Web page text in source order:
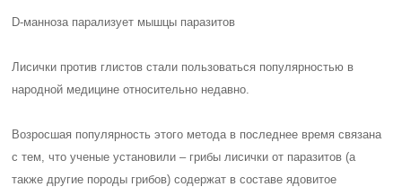
D-манноза парализует мышцы паразитов
Лисички против глистов стали пользоваться популярностью в
народной медицине относительно недавно.
Возросшая популярность этого метода в последнее время связана
с тем, что ученые установили – грибы лисички от паразитов (а
также другие породы грибов) содержат в составе ядовитое